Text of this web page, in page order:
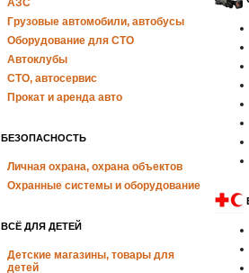
АЗС
Грузовые автомобили, автобусы
Оборудование для СТО
Автоклубы
СТО, автосервис
Прокат и аренда авто
БЕЗОПАСНОСТЬ
Личная охрана, охрана объектов
Охранные системы и оборудование
ВСЁ ДЛЯ ДЕТЕЙ
Детские магазины, товары для
детей